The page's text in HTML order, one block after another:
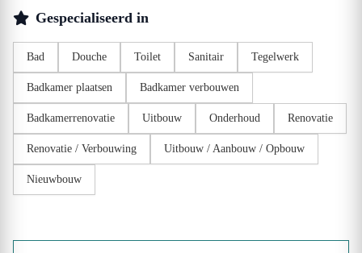
Gespecialiseerd in
Bad Douche Toilet Sanitair Tegelwerk
Badkamer plaatsen Badkamer verbouwen
Badkamerrenovatie Uitbouw Onderhoud Renovatie
Renovatie / Verbouwing Uitbouw / Aanbouw / Opbouw
Nieuwbouw